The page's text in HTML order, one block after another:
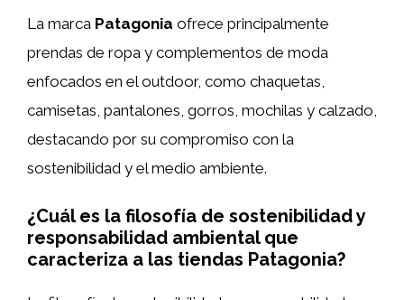
La marca Patagonia ofrece principalmente
prendas de ropa y complementos de moda
enfocados en el outdoor, como chaquetas,
camisetas, pantalones, gorros, mochilas y calzado,
destacando por su compromiso con la
sostenibilidad y el medio ambiente.
¿Cuál es la filosofía de sostenibilidad y
responsabilidad ambiental que
caracteriza a las tiendas Patagonia?